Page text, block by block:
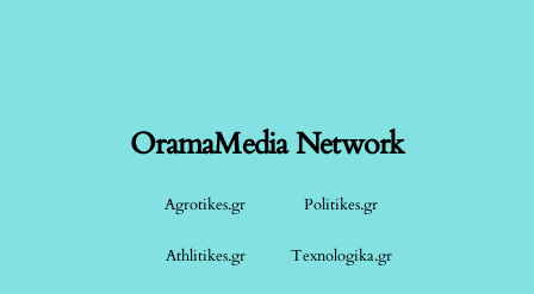
OramaMedia Network
Agrotikes.gr Politikes.gr
Athlitikes.gr Texnologika.gr